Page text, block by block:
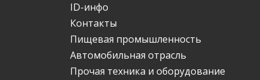
ID-инфо
Контакты
Пищевая промышленность
Автомобильная отрасль
Прочая техника и оборудование